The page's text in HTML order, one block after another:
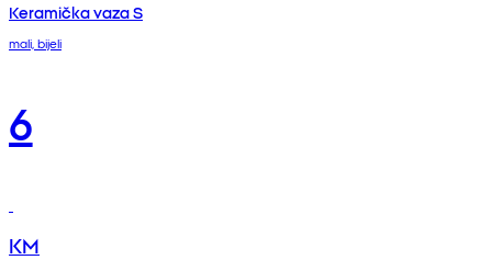
Keramička vaza S
mali, bijeli
6
KM